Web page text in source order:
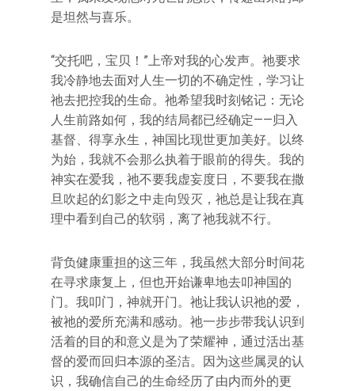
是坦然与喜乐。
“交托吧，宝贝！”上帝对我的心发声。祂要求
我冷静地去面对人生一切的不确定性，学习让
祂去把控我的生命。祂希望我时刻铭记：无论
人生前路如何，我的结局都已经确定——归入
基督、得享永生，神国比现世更加美好。以终
为始，我就不会那么执着于眼前的得失。我的
神实在爱我，祂不要我虚妄度日，不要我在撒
旦吹起的幻影之中走向毁灭，祂总是让我在真
理中看到自己的软弱，离了祂我就不行。
背负健康重担的这三年，我虽然大部分时间花
在寻求康复上，但也开始谦卑地去叩神国的
门。我叩门，神就开门。祂让我认识祂的爱，
被祂的爱所充满和感动。祂一步步带我认识到
活着的目的和意义是为了荣耀神，通过活出基
督的爱而回归本源的圣洁。因为这些属灵的认
识，我确信自己的生命经历了由内而外的更